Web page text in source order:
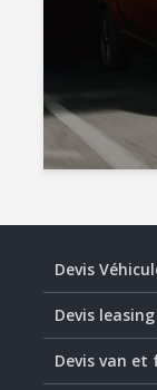
Devis
Devis
Devis van